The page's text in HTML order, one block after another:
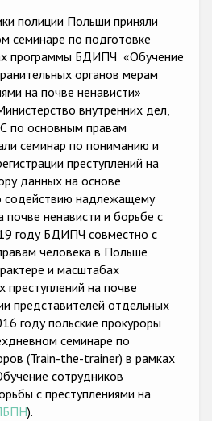
полиции Польши приняли
семинаре по подготовке
программы БДИПЧ «Обучение
органов мерам
на почве ненависти»
внутренних дел,
по основным правам
семинар по пониманию и
преступлений на
данных на основе
надлежащемy
почве ненависти и борьбе с
году БДИПЧ совместно с
человека в Польше
и масштабах
преступлений на почве
представителей отдельных
году польские прокуроры
семинаре по
(Train-the-trainer) в рамках
сотрудников
с преступлениями на
).